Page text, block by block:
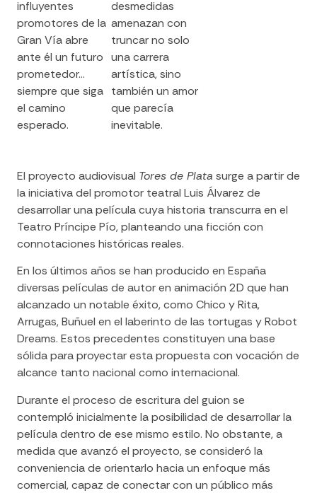
influyentes
promotores de la
Gran Vía abre
ante él un futuro
prometedor…
siempre que siga
el camino
esperado.
desmedidas
amenazan con
truncar no solo
una carrera
artística, sino
también un amor
que parecía
inevitable.
El proyecto audiovisual Tores de Plata surge a partir de
la iniciativa del promotor teatral Luis Álvarez de
desarrollar una película cuya historia transcurra en el
Teatro Príncipe Pío, planteando una ficción con
connotaciones históricas reales.
En los últimos años se han producido en España
diversas películas de autor en animación 2D que han
alcanzado un notable éxito, como Chico y Rita,
Arrugas,Buñuel en el laberinto de las tortugas yRobot
Dreams. Estos precedentes constituyen una base
sólida para proyectar esta propuesta con vocación de
alcance tanto nacional como internacional.
Durante el proceso de escritura del guion se
contempló inicialmente la posibilidad de desarrollar la
película dentro de ese mismo estilo. No obstante, a
medida que avanzó el proyecto, se consideró la
conveniencia de orientarlo hacia un enfoque más
comercial, capaz de conectar con un público más